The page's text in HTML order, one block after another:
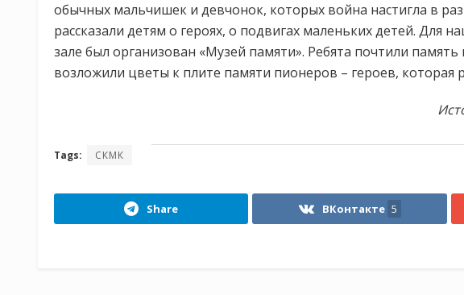
обычных мальчишек и девчонок, которых война настигла в
рассказали детям о героях, о подвигах маленьких детей. Для
зале был организован «Музей памяти». Ребята почтили
возложили цветы к плите памяти пионеров – героев, которая
Tags: СКМК
Share ВКонтакте 5